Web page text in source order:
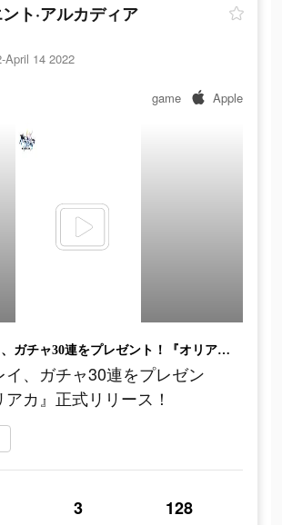
ト·アルカディア
April 14 2022
game Apple
今すぐプレイ、ガチャ30連をプレゼント！『オリアカ』正式リリース！
イ、ガチャ30連をプレゼン
アカ』正式リリース！
3 128